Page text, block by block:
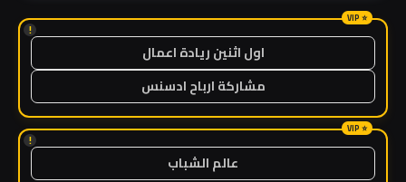
!
اول اثنين ريادة اعمال
مشاركة ارباح ادسنس
!
عالم الشباب